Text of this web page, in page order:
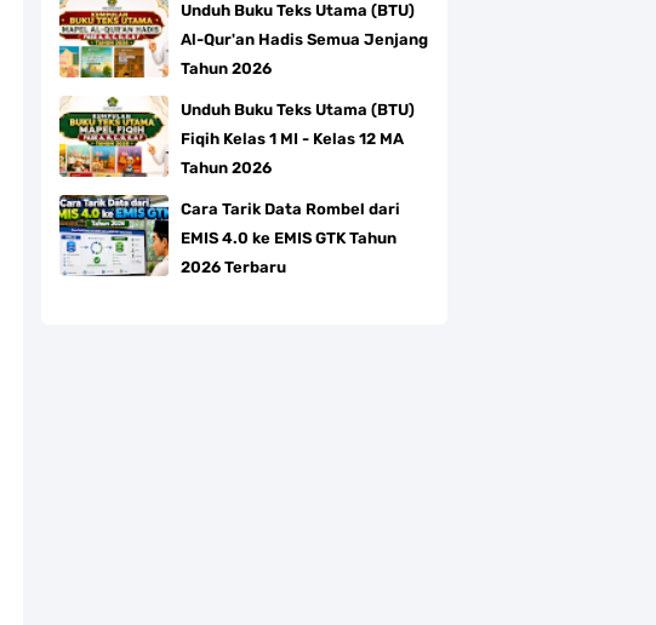
Unduh Buku Teks Utama (BTU)
Al-Qur'an Hadis Semua Jenjang
Tahun 2026
Unduh Buku Teks Utama (BTU)
Fiqih Kelas 1 MI - Kelas 12 MA
Tahun 2026
Cara Tarik Data Rombel dari
EMIS 4.0 ke EMIS GTK Tahun
2026 Terbaru